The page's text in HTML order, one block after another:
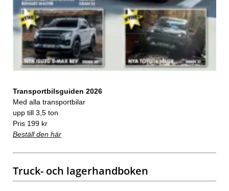
Transportbilsguiden 2026
Med alla transportbilar
upp till 3,5 ton
Pris 199 kr
Beställ den här
Truck- och lagerhandboken